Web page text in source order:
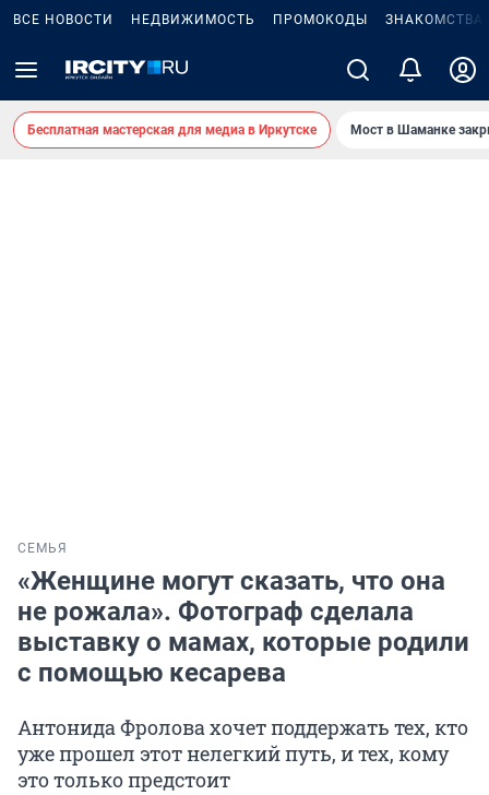
ВСЕ НОВОСТИ НЕДВИЖИМОСТЬ ПРОМОКОДЫ ЗНАКОМСТВА
Бесплатная мастерская для медиа в Иркутске Мост в Шаманке
СЕМЬЯ
«Женщине могут сказать, что она
не рожала». Фотограф сделала
выставку о мамах, которые родили
с помощью кесарева
Антонида Фролова хочет поддержать тех, кто
уже прошел этот нелегкий путь, и тех, кому
это только предстоит